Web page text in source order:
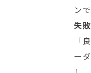
ン
失
「
ー